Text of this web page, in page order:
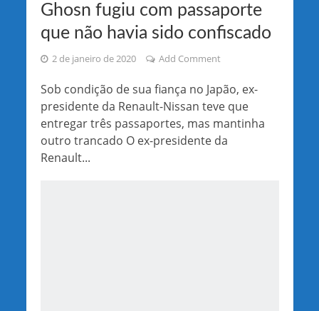
Ghosn fugiu com passaporte
que não havia sido confiscado
2 de janeiro de 2020 Add Comment
Sob condição de sua fiança no Japão, ex-
presidente da Renault-Nissan teve que
entregar três passaportes, mas mantinha
outro trancado O ex-presidente da
Renault...